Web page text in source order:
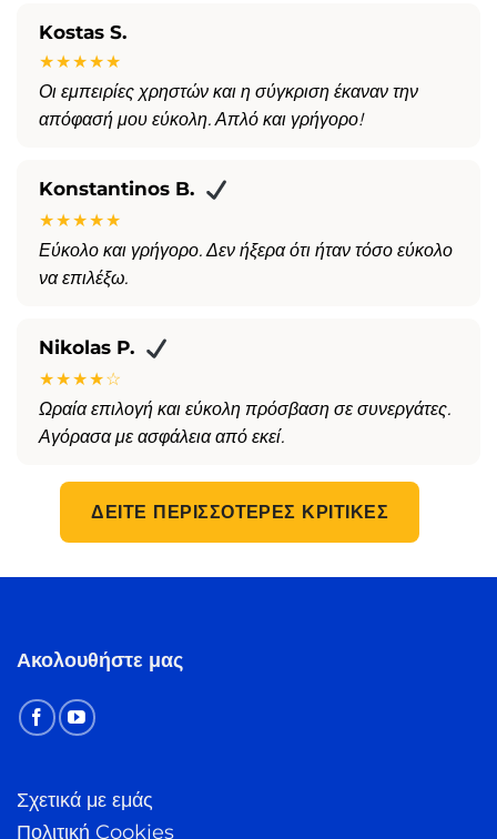
Kostas S.
★★★★★
Οι εμπειρίες χρηστών και η σύγκριση έκαναν την
απόφασή μου εύκολη. Απλό και γρήγορο!
Konstantinos B.
★★★★★
Εύκολο και γρήγορο. Δεν ήξερα ότι ήταν τόσο εύκολο
να επιλέξω.
Nikolas P.
★★★★☆
Ωραία επιλογή και εύκολη πρόσβαση σε συνεργάτες.
Αγόρασα με ασφάλεια από εκεί.
ΔΕΊΤΕ ΠΕΡΙΣΣΌΤΕΡΕΣ ΚΡΙΤΙΚΈΣ
Ακολουθήστε μας
Σχετικά με εμάς
Πολιτική Cookies